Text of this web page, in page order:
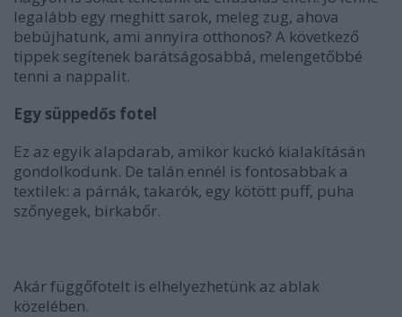
legalább egy meghitt sarok, meleg zug, ahova
bebújhatunk, ami annyira otthonos? A következő
tippek segítenek barátságosabbá, melengetőbbé
tenni a nappalit.
Egy süppedős fotel
Ez az egyik alapdarab, amikor kuckó kialakításán
gondolkodunk. De talán ennél is fontosabbak a
textilek: a párnák, takarók, egy kötött puff, puha
szőnyegek, birkabőr.
Akár függőfotelt is elhelyezhetünk az ablak
közelében.